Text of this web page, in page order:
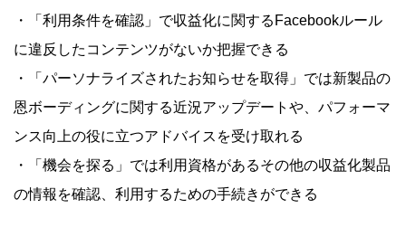
・「利用条件を確認」で収益化に関するFacebookルール
に違反したコンテンツがないか把握できる
・「パーソナライズされたお知らせを取得」では新製品の
恩ボーディングに関する近況アップデートや、パフォーマ
ンス向上の役に立つアドバイスを受け取れる
・「機会を探る」では利用資格があるその他の収益化製品
の情報を確認、利用するための手続きができる